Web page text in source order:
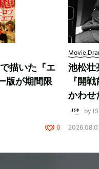
描いた『エ
版が期間限
0
池松壮
『開
かわせ
by